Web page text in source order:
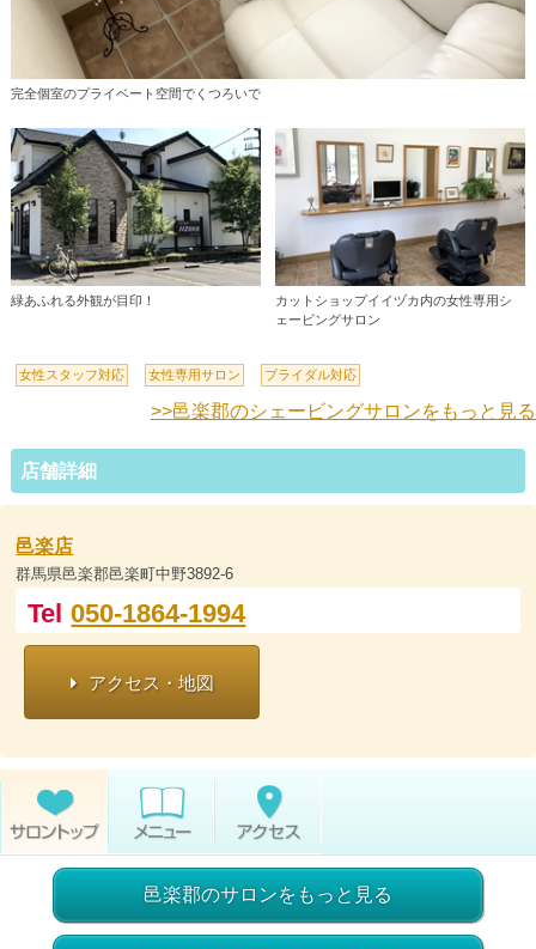
完全個室のプライベート空間でくつろいで
緑あふれる外観が目印！
カットショップイイヅカ内の女性専用シ
ェービングサロン
女性スタッフ対応 女性専用サロン ブライダル対応
>>邑楽郡のシェービングサロンをもっと見る
店舗詳細
邑楽店
群馬県邑楽郡邑楽町中野3892-6
Tel050-1864-1994
アクセス・地図
邑楽郡のサロンをもっと見る